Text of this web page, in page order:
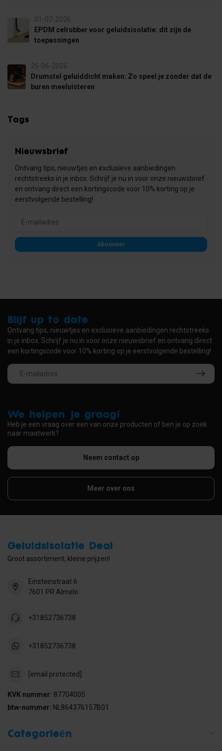
01-07-2026
EPDM celrubber voor geluidsisolatie: dit zijn de
toepassingen
25-06-2026
Drumstel geluiddicht maken: Zo speel je zonder dat de
buren meeluisteren
Tags
Nieuwsbrief
Ontvang tips, nieuwtjes en exclusieve aanbiedingen
rechtstreeks in je inbox. Schrijf je nu in voor onze nieuwsbrief
en ontvang direct een kortingscode voor 10% korting op je
eerstvolgende bestelling!
Abonneer
We helpen je graag!
Heb je een vraag over een van onze producten of ben je op zoek
naar maatwerk?
Neem contact op
Meer over ons
Blijf up to date
Ontvang tips, nieuwtjes en exclusieve aanbiedingen rechtstreeks
in je inbox. Schrijf je nu in voor onze nieuwsbrief en ontvang direct
een kortingscode voor 10% korting op je eerstvolgende bestelling!
Geluidsisolatie Deal
Groot assortiment; kleine prijzen!
Einsteinstraat 6
7601 PR Almelo
+31852736738
+31852736738
[email protected]
KVK nummer: 87704005
btw-nummer: NL864376157B01
Categorieën